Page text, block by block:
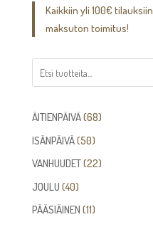
Kaikkiin yli 100€ tilauksiin
maksuton toimitus!
ÄITIENPÄIVÄ 6868
ISÄNPÄIVÄ 5050
tuotetta
VANHUUDET 2222
JOULU 4040
tuotetta
PÄÄSIÄINEN 1111